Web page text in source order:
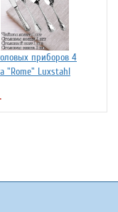
приборов 4
"Rome" Luxstahl